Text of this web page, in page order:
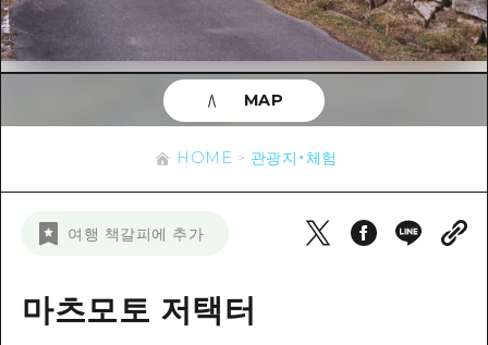
사이클링
쇼핑
스포츠
나이트 라이프
기준
히로시마시 주변
아키(安芸)
빈고(備後)
미야지마(宮島) 주변
빠른 여행
아키(安芸)
빈고(備後)
비북(備北)
게이호쿠(芸北)
야마구치(山口)현 동부
시마네(島根)현
이벤트
유용한 정보
목록
접근
히로시마 OMOTENASHI 패스
뉴스
HOME 관광지・체험
여행 책갈피에 추가
마츠모토 저택터
MAP